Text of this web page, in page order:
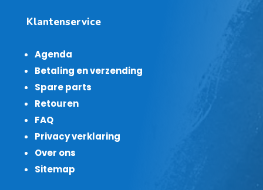
Klantenservice
Agenda
Betaling en verzending
Spare parts
Retouren
FAQ
Privacy verklaring
Over ons
Sitemap